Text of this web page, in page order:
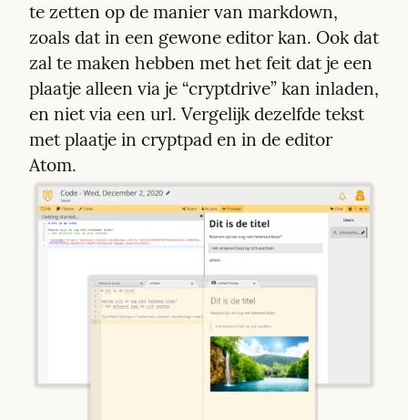
te zetten op de manier van markdown,
zoals dat in een gewone editor kan. Ook dat
zal te maken hebben met het feit dat je een
plaatje alleen via je “cryptdrive” kan inladen,
en niet via een url. Vergelijk dezelfde tekst
met plaatje in cryptpad en in de editor